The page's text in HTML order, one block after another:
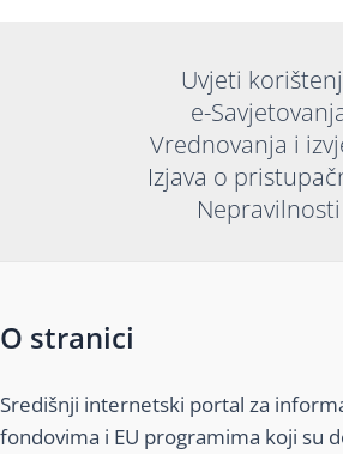
Uvjeti
e-
Vrednovanja i
Izjava o
Nepravilnosti
O stranici
Središnji internetski portal za
fondovima i EU programima koji su